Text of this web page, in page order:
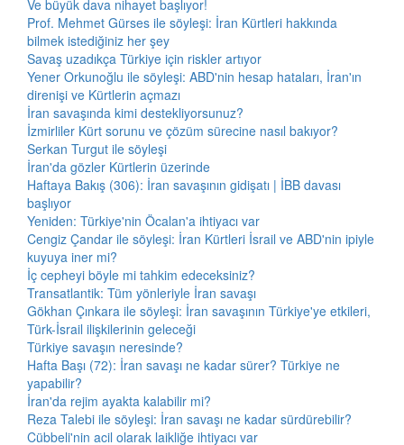
Ve büyük dava nihayet başlıyor!
Prof. Mehmet Gürses ile söyleşi: İran Kürtleri hakkında
bilmek istediğiniz her şey
Savaş uzadıkça Türkiye için riskler artıyor
Yener Orkunoğlu ile söyleşi: ABD'nin hesap hataları, İran'ın
direnişi ve Kürtlerin açmazı
İran savaşında kimi destekliyorsunuz?
İzmirliler Kürt sorunu ve çözüm sürecine nasıl bakıyor?
Serkan Turgut ile söyleşi
İran'da gözler Kürtlerin üzerinde
Haftaya Bakış (306): İran savaşının gidişatı | İBB davası
başlıyor
Yeniden: Türkiye'nin Öcalan'a ihtiyacı var
Cengiz Çandar ile söyleşi: İran Kürtleri İsrail ve ABD'nin ipiyle
kuyuya iner mi?
İç cepheyi böyle mi tahkim edeceksiniz?
Transatlantik: Tüm yönleriyle İran savaşı
Gökhan Çınkara ile söyleşi: İran savaşının Türkiye'ye etkileri,
Türk-İsrail ilişkilerinin geleceği
Türkiye savaşın neresinde?
Hafta Başı (72): İran savaşı ne kadar sürer? Türkiye ne
yapabilir?
İran'da rejim ayakta kalabilir mi?
Reza Talebi ile söyleşi: İran savaşı ne kadar sürdürebilir?
Cübbeli'nin acil olarak laikliğe ihtiyacı var